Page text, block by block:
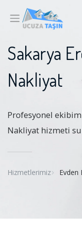
Sakarya
Nakliyat
Profesyonel
Nakliyat hizmeti
Hizmetlerimiz Evden